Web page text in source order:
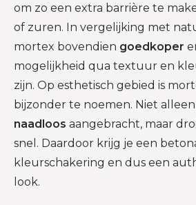
om zo een extra barrière te
of zuren. In vergelijking met
mortex bovendien goedkoper
mogelijkheid qua textuur en
zijn. Op esthetisch gebied is
bijzonder te noemen. Niet
naadloos aangebracht, maar
snel. Daardoor krijg je een
kleurschakering en dus een
look.